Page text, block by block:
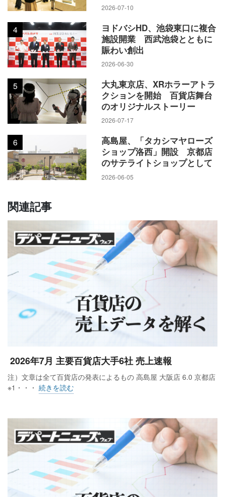
2026-07-10
4
ヨドバシHD、池袋東口に複合
施設開業 西武池袋とともに
賑わい創出
2026-06-30
5
大丸東京店、XRホラーアトラ
クションを開始 百貨店舞台
のオリジナルストーリー
2026-07-17
6
高島屋、「タカシマヤローズ
ショップ洛西」開設 京都店
のサテライトショップとして
2026-06-05
関連記事
2026年7月 主要百貨店大手6社 売上速報
注）文章は全て百貨店の発表によるもの 高島屋 大阪店 6.0 京都店
※1・・・ 続きを読む